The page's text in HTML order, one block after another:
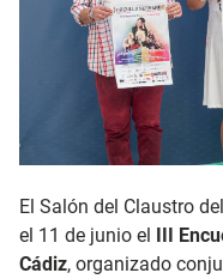
El Salón del Claustro del
el 11 de junio el III
Cádiz, organizado